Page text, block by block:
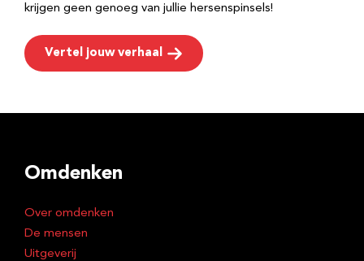
krijgen geen genoeg van jullie hersenspinsels!
Vertel jouw verhaal
Omdenken
Over omdenken
De mensen
Uitgeverij